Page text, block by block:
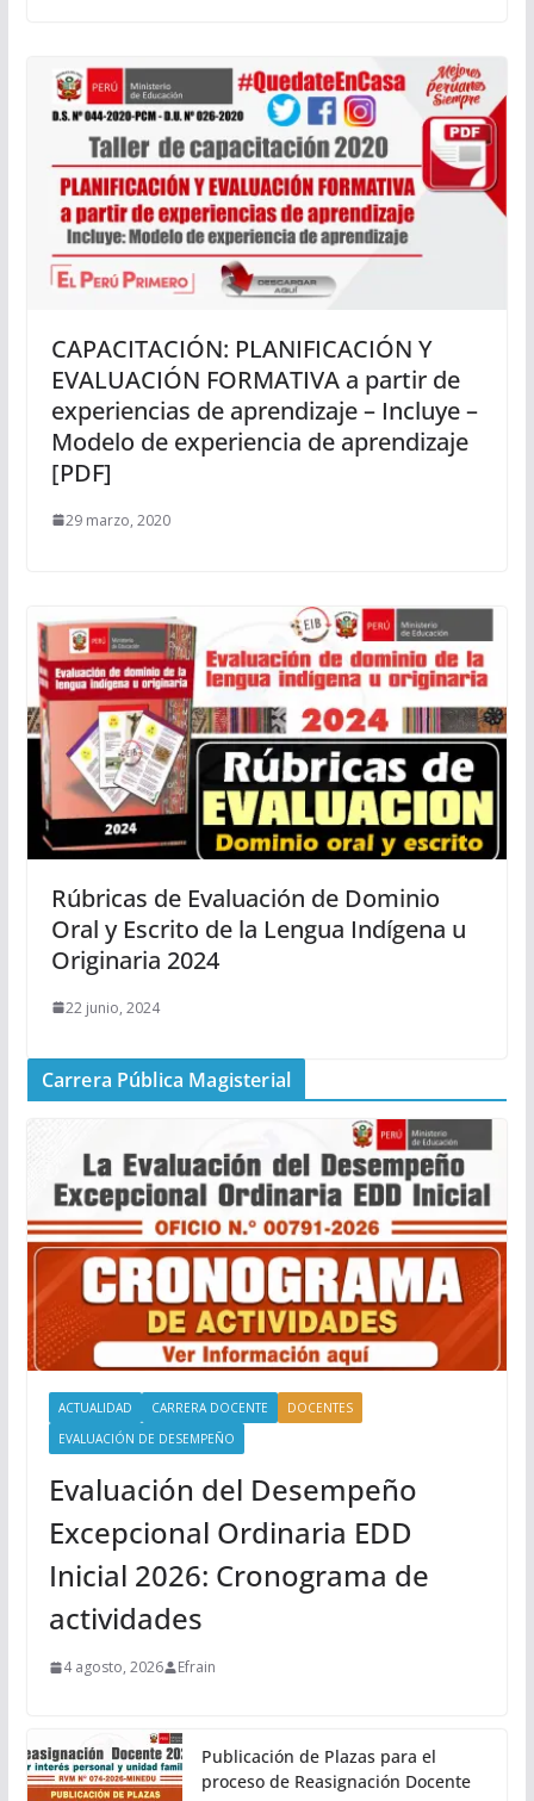
CAPACITACIÓN: PLANIFICACIÓN Y
EVALUACIÓN FORMATIVA a partir de
experiencias de aprendizaje – Incluye –
Modelo de experiencia de aprendizaje
[PDF]
29 marzo, 2020
Rúbricas de Evaluación de Dominio
Oral y Escrito de la Lengua Indígena u
Originaria 2024
22 junio, 2024
Carrera Pública Magisterial
ACTUALIDAD CARRERA DOCENTE
DOCENTES
EVALUACIÓN DE DESEMPEÑO
Evaluación del Desempeño
Excepcional Ordinaria EDD
Inicial 2026: Cronograma de
actividades
4 agosto, 2026 Efrain
Publicación de Plazas para el
proceso de Reasignación Docente